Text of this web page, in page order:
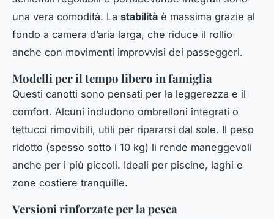
una vera comodità. La stabilità è massima grazie al
fondo a camera d’aria larga, che riduce il rollio
anche con movimenti improvvisi dei passeggeri.
Modelli per il tempo libero in famiglia
Questi canotti sono pensati per la leggerezza e il
comfort. Alcuni includono ombrelloni integrati o
tettucci rimovibili, utili per ripararsi dal sole. Il peso
ridotto (spesso sotto i 10 kg) li rende maneggevoli
anche per i più piccoli. Ideali per piscine, laghi e
zone costiere tranquille.
Versioni rinforzate per la pesca